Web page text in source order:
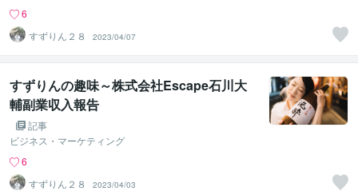
6
すずりん２８
2023/04/07
すずりんの趣味～株式会社Escape石川大
輔副業収入報告
記事
ビジネス・マーケティング
6
すずりん２８
2023/04/03